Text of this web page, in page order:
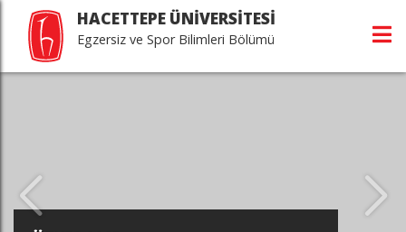
HACETTEPE ÜNİVERSİTESİ
Egzersiz ve Spor Bilimleri Bölümü